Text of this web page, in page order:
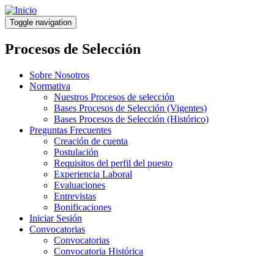
Pasar
al
contenido
principal
Toggle navigation
Procesos de Selección
Sobre Nosotros
Normativa
Nuestros Procesos de selección
Bases Procesos de Selección (Vigentes)
Bases Procesos de Selección (Histórico)
Preguntas Frecuentes
Creación de cuenta
Postulación
Requisitos del perfil del puesto
Experiencia Laboral
Evaluaciones
Entrevistas
Bonificaciones
Iniciar Sesión
Convocatorias
Convocatorias
Convocatoria Histórica